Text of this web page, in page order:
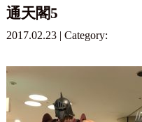
通天閣5
2017.02.23 | Category: